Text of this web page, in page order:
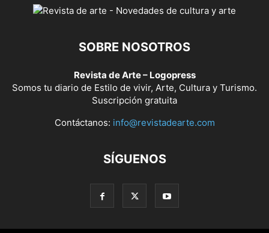
SOBRE NOSOTROS
Revista de Arte – Logopress
Somos tu diario de Estilo de vivir, Arte, Cultura y Turismo.
Suscripción gratuita
Contáctanos: info@revistadearte.com
SÍGUENOS